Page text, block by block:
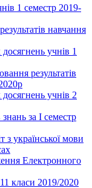
1 семестр 2019-
навчання
учнів 1
результатів
учнів 2
за І семестр
з української мови
Електронного
класи 2019/2020